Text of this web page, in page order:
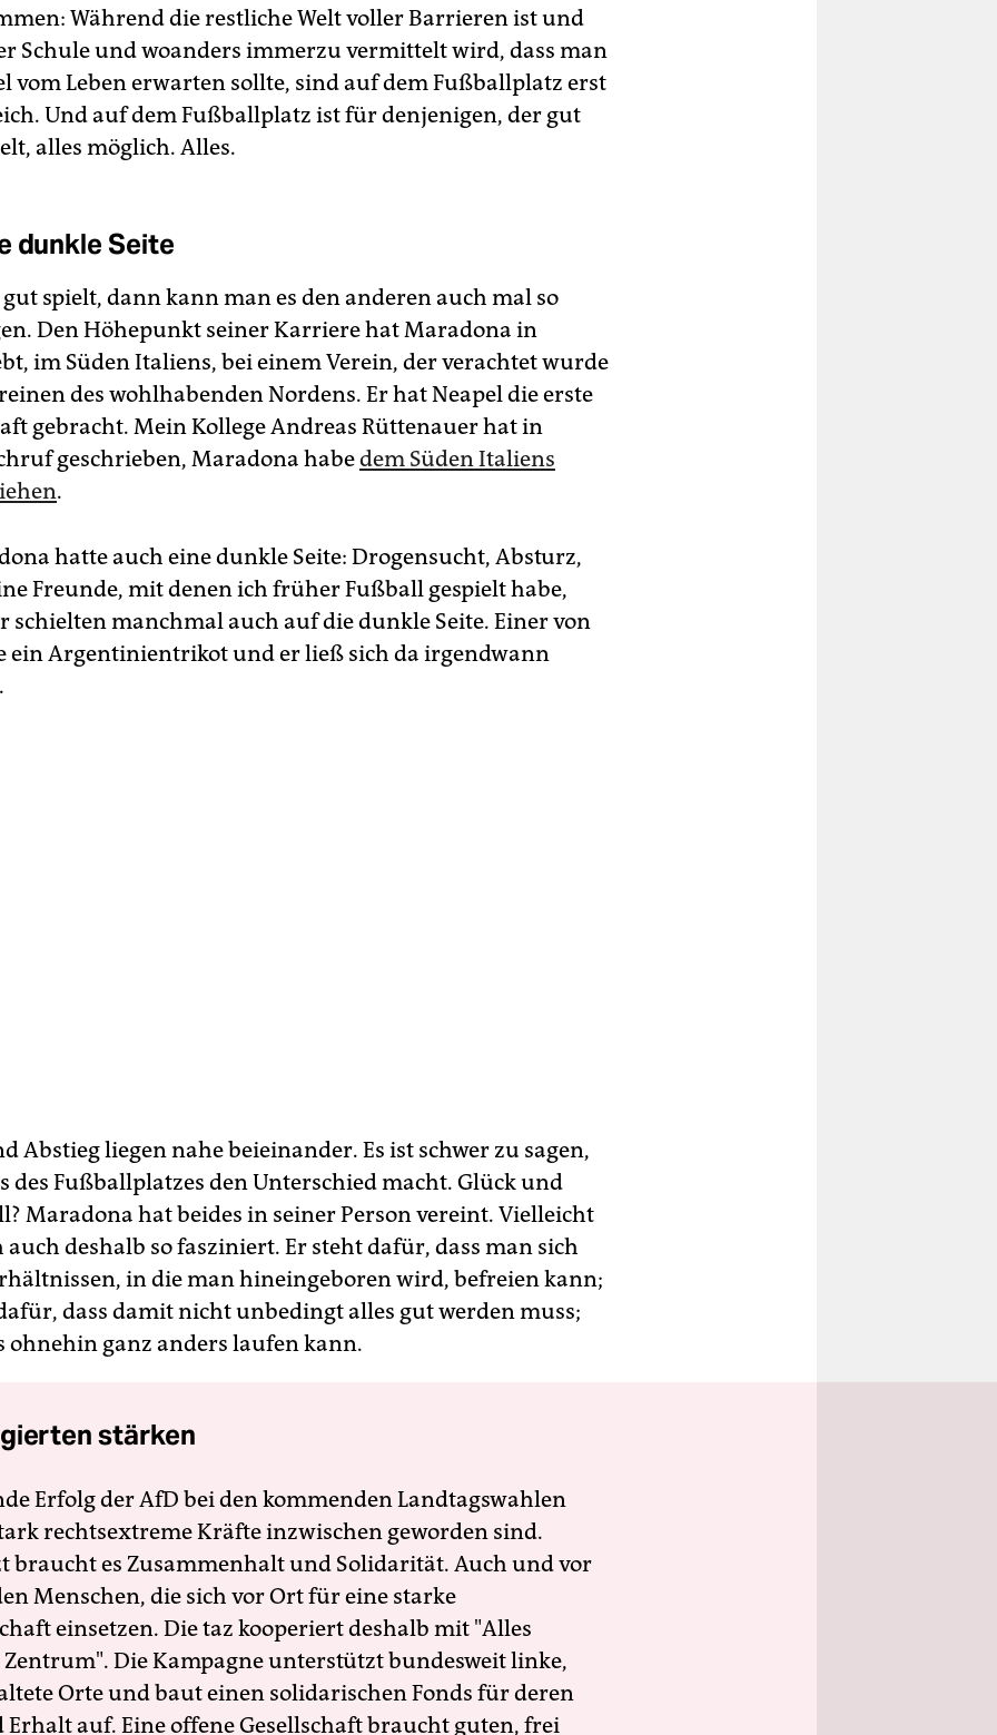
Während die restliche Welt voller Barrieren ist und
Schule und woanders immerzu vermittelt wird, dass man
vom Leben erwarten sollte, sind auf dem Fußballplatz erst
Und auf dem Fußballplatz ist für denjenigen, der gut
alles möglich. Alles.
dunkle Seite
spielt, dann kann man es den anderen auch mal so
Den Höhepunkt seiner Karriere hat Maradona in
im Süden Italiens, bei einem Verein, der verachtet wurde
des wohlhabenden Nordens. Er hat Neapel die erste
gebracht. Mein Kollege Andreas Rüttenauer hat in
geschrieben, Maradona habedem Süden Italiens
.
hatte auch eine dunkle Seite: Drogensucht, Absturz,
Freunde, mit denen ich früher Fußball gespielt habe,
schielten manchmal auch auf die dunkle Seite. Einer von
ein Argentinientrikot und er ließ sich da irgendwann
Abstieg liegen nahe beieinander. Es ist schwer zu sagen,
des Fußballplatzes den Unterschied macht. Glück und
Maradona hat beides in seiner Person vereint. Vielleicht
deshalb so fasziniert. Er steht dafür, dass man sich
in die man hineingeboren wird, befreien kann;
dass damit nicht unbedingt alles gut werden muss;
ohnehin ganz anders laufen kann.
stärken
Erfolg der AfD bei den kommenden Landtagswahlen
rechtsextreme Kräfte inzwischen geworden sind.
braucht es Zusammenhalt und Solidarität. Auch und vor
Menschen, die sich vor Ort für eine starke
einsetzen. Die taz kooperiert deshalb mit "Alles
Die Kampagne unterstützt bundesweit linke,
Orte und baut einen solidarischen Fonds für deren
Erhalt auf. Eine offene Gesellschaft braucht guten, frei